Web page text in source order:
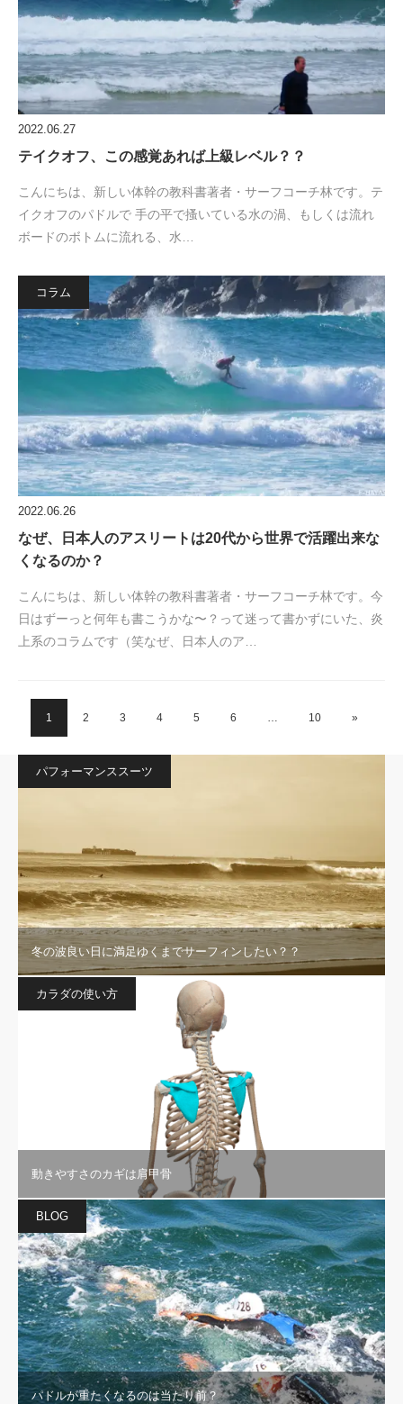
2022.06.27
テイクオフ、この感覚あれば上級レベル？？
こんにちは、新しい体幹の教科書著者・サーフコーチ林です。テ
イクオフのパドルで 手の平で搔いている水の渦、もしくは流れ
ボードのボトムに流れる、水…
コラム
2022.06.26
なぜ、日本人のアスリートは20代から世界で活躍出来な
くなるのか？
こんにちは、新しい体幹の教科書著者・サーフコーチ林です。今
日はずーっと何年も書こうかな〜？って迷って書かずにいた、炎
上系のコラムです（笑なぜ、日本人のア…
1 2 3 4 5 6 … 10 »
パフォーマンススーツ
冬の波良い日に満足ゆくまでサーフィンしたい？？
カラダの使い方
動きやすさのカギは肩甲骨
BLOG
パドルが重たくなるのは当たり前？